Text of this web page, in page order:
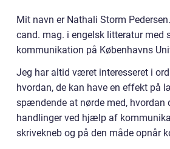
Mit navn er Nathali Storm
cand. mag. i engelsk litteratur med
kommunikation på Københavns
Jeg har altid været interesseret i
hvordan, de kan have en effekt på
spændende at nørde med, hvordan
handlinger ved hjælp af
skrivekneb og på den måde opnår